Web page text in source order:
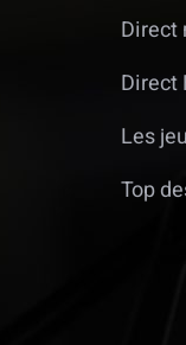
Direct
Direct
Les
Top